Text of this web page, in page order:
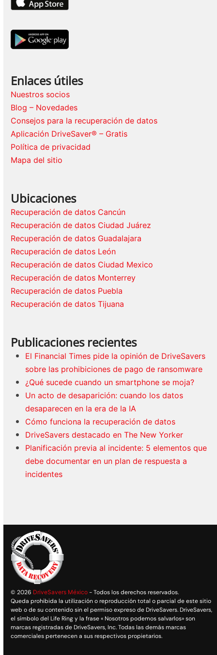
Enlaces útiles
Nuestros socios
Blog – Novedades
Consejos para la recuperación de datos
Aplicación DriveSaver® – Gratis
Política de privacidad
Mapa del sitio
Ubicaciones
Recuperación de datos Cancún
Recuperación de datos Ciudad Juárez
Recuperación de datos Guadalajara
Recuperación de datos León
Recuperación de datos Ciudad Mexico
Recuperación de datos Monterrey
Recuperación de datos Puebla
Recuperación de datos Tijuana
Publicaciones recientes
El Financial Times pide la opinión de DriveSavers
sobre las prohibiciones de pago de ransomware
¿Qué sucede cuando un smartphone se moja?
Un acto de desaparición: cuando los datos
desaparecen en la era de la IA
Cómo funciona la recuperación de datos
DriveSavers destacado en The New Yorker
Planificación previa al incidente: 5 elementos que
debe documentar en un plan de respuesta a
incidentes
© 2026 DriveSavers México - Todos los derechos reservados.
Queda prohibida la utilización o reproducción total o parcial de este sitio
web o de su contenido sin el permiso expreso de DriveSavers. DriveSavers,
el símbolo del Life Ring y la frase « Nosotros podemos salvarlos» son
marcas registradas de DriveSavers, Inc. Todas las demás marcas
comerciales pertenecen a sus respectivos propietarios.